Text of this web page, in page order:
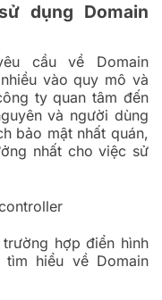
dụng Domain
cầu về Domain
vào quy mô và
ty quan tâm đến
và người dùng
bảo mật nhất quán,
nhất cho việc sử
hợp điển hình
hiểu về Domain